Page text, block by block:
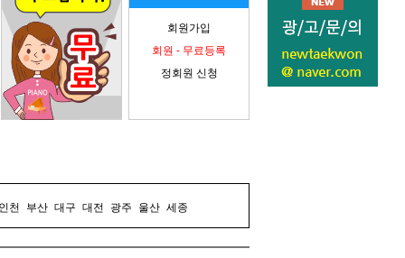
회원가입
회원 - 무료등록
정회원 신청
천 부산 대구 대전 광주 울산 세종